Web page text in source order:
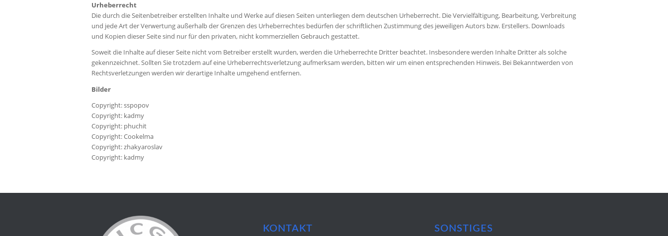
Urheberrecht
Die durch die Seitenbetreiber erstellten Inhalte und Werke auf diesen Seiten unterliegen dem deutschen Urheberrecht. Die Vervielfältigung, Bearbeitung, Verbreitung
und jede Art der Verwertung außerhalb der Grenzen des Urheberrechtes bedürfen der schriftlichen Zustimmung des jeweiligen Autors bzw. Erstellers. Downloads
und Kopien dieser Seite sind nur für den privaten, nicht kommerziellen Gebrauch gestattet.
Soweit die Inhalte auf dieser Seite nicht vom Betreiber erstellt wurden, werden die Urheberrechte Dritter beachtet. Insbesondere werden Inhalte Dritter als solche
gekennzeichnet. Sollten Sie trotzdem auf eine Urheberrechtsverletzung aufmerksam werden, bitten wir um einen entsprechenden Hinweis. Bei Bekanntwerden von
Rechtsverletzungen werden wir derartige Inhalte umgehend entfernen.
Bilder
Copyright:sspopov
Copyright: kadmy
Copyright: phuchit
Copyright:Cookelma
Copyright:zhakyaroslav
Copyright: kadmy
KONTAKT SONSTIGES